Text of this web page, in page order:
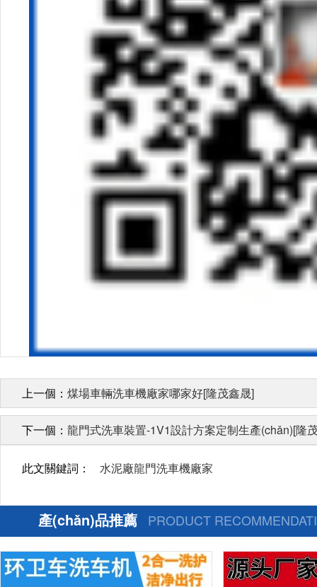
上一個： 煤場車輛洗車機廠家哪家好[隆茂鑫晟]
下一個： 龍門式洗車裝置-1V1設計方案定制生產(chǎn)[隆
此文關鍵詞： 水泥廠龍門洗車機廠家
產(chǎn)品推薦 PRODUCT